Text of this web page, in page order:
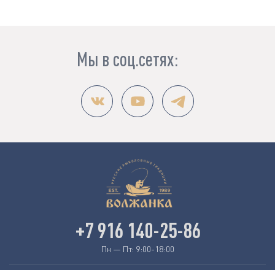
Мы в соц.сетях:
+7 916 140-25-86
Пн — Пт: 9:00-18:00